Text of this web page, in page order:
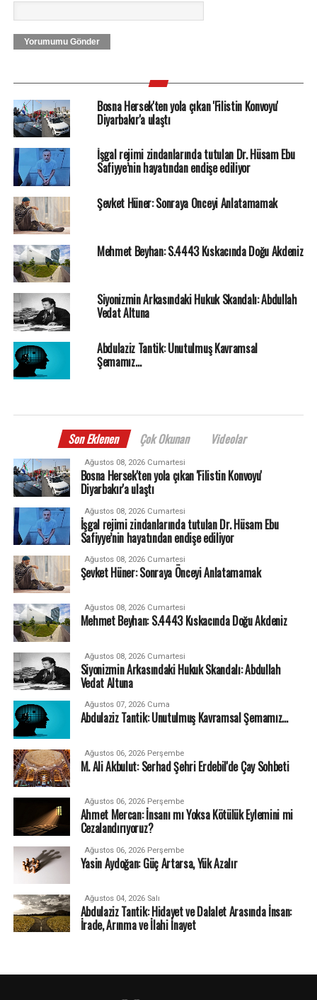
Yorumumu Gönder
Bosna Hersek'ten yola çıkan 'Filistin Konvoyu'
Diyarbakır'a ulaştı
İşgal rejimi zindanlarında tutulan Dr. Hüsam Ebu
Safiyye’nin hayatından endişe ediliyor
Şevket Hüner: Sonraya Önceyi Anlatamamak
Mehmet Beyhan: S.4443 Kıskacında Doğu Akdeniz
Siyonizmin Arkasındaki Hukuk Skandalı: Abdullah
Vedat Altuna
Abdulaziz Tantik: Unutulmuş Kavramsal
Şemamız…
Son Eklenen Çok Okunan Videolar
Ağustos 08, 2026 Cumartesi
Bosna Hersek'ten yola çıkan 'Filistin Konvoyu'
Diyarbakır'a ulaştı
Ağustos 08, 2026 Cumartesi
İşgal rejimi zindanlarında tutulan Dr. Hüsam Ebu
Safiyye’nin hayatından endişe ediliyor
Ağustos 08, 2026 Cumartesi
Şevket Hüner: Sonraya Önceyi Anlatamamak
Ağustos 08, 2026 Cumartesi
Mehmet Beyhan: S.4443 Kıskacında Doğu Akdeniz
Ağustos 08, 2026 Cumartesi
Siyonizmin Arkasındaki Hukuk Skandalı: Abdullah
Vedat Altuna
Ağustos 07, 2026 Cuma
Abdulaziz Tantik: Unutulmuş Kavramsal Şemamız…
Ağustos 06, 2026 Perşembe
M. Ali Akbulut: Serhad Şehri Erdebil'de Çay Sohbeti
Ağustos 06, 2026 Perşembe
Ahmet Mercan: İnsanı mı Yoksa Kötülük Eylemini mi
Cezalandırıyoruz?
Ağustos 06, 2026 Perşembe
Yasin Aydoğan: Güç Artarsa, Yük Azalır
Ağustos 04, 2026 Salı
Abdulaziz Tantik: Hidayet ve Dalalet Arasında İnsan:
İrade, Arınma ve İlahi İnayet